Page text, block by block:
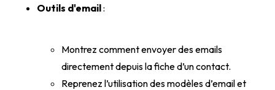
Outils d'email:
Montrez comment envoyer des emails
directement depuis la fiche d’un contact.
Reprenez l’utilisation des modèles d’email et